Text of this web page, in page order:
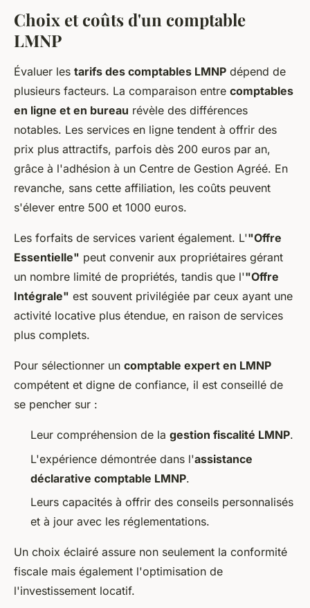
Choix et coûts d'un comptable
LMNP
Évaluer les tarifs des comptables LMNP dépend de
plusieurs facteurs. La comparaison entre comptables
en ligne et en bureau révèle des différences
notables. Les services en ligne tendent à offrir des
prix plus attractifs, parfois dès 200 euros par an,
grâce à l'adhésion à un Centre de Gestion Agréé. En
revanche, sans cette affiliation, les coûts peuvent
s'élever entre 500 et 1000 euros.
Les forfaits de services varient également. L'"Offre
Essentielle" peut convenir aux propriétaires gérant
un nombre limité de propriétés, tandis que l'"Offre
Intégrale" est souvent privilégiée par ceux ayant une
activité locative plus étendue, en raison de services
plus complets.
Pour sélectionner un comptable expert en LMNP
compétent et digne de confiance, il est conseillé de
se pencher sur :
Leur compréhension de la gestion fiscalité LMNP.
L'expérience démontrée dans l'assistance
déclarative comptable LMNP.
Leurs capacités à offrir des conseils personnalisés
et à jour avec les réglementations.
Un choix éclairé assure non seulement la conformité
fiscale mais également l'optimisation de
l'investissement locatif.